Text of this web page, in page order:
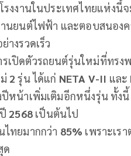
งงานในประเทศไทยแห่งนี้
นยนต์ไฟฟ้า และตอบสนอง
งรวดเร็ว
ปิดตัวรถยนต์รุ่นใหม่ที่ทรง
2 รุ่น ได้แก่ NETA V-II และ
หน้าเพิ่มเติมอีกหนึ่งรุ่น ทั้งนี้
2568เป็นต้นไป
ทยมากกว่า 85% เพราะเร
ด